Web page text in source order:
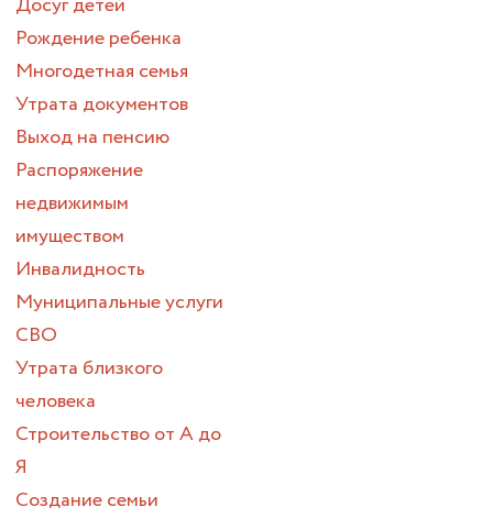
Рождение ребенка
Многодетная семья
Утрата документов
Выход на пенсию
Распоряжение
недвижимым
имуществом
Инвалидность
Муниципальные услуги
СВО
Утрата близкого
человека
Строительство от А до
Я
Создание семьи